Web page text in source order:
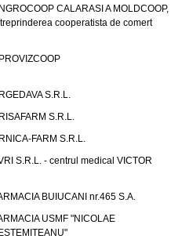
CALARASI A MOLDCOOP,
cooperatista de comert
S.R.L.
S.R.L.
FARM S.R.L.
S.R.L. - centrul medical VICTOR
BUIUCANI nr.465 S.A.
USMF "NICOLAE